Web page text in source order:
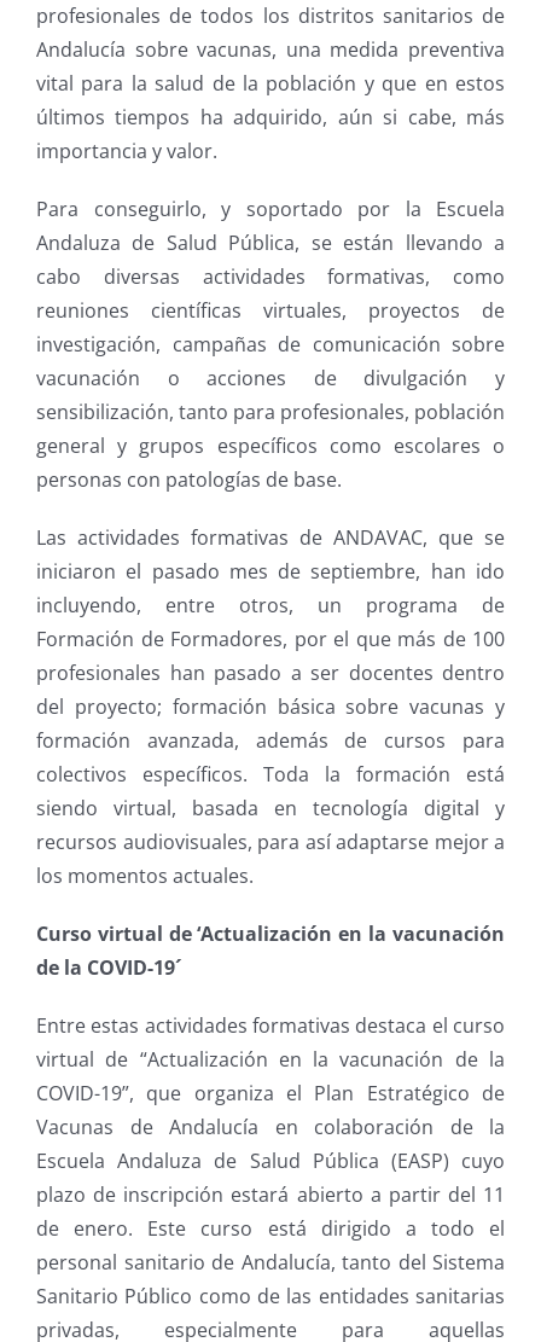
profesionales de todos los distritos sanitarios de
Andalucía sobre vacunas, una medida preventiva
vital para la salud de la población y que en estos
últimos tiempos ha adquirido, aún si cabe, más
importancia y valor.
Para conseguirlo, y soportado por la Escuela
Andaluza de Salud Pública, se están llevando a
cabo diversas actividades formativas, como
reuniones científicas virtuales, proyectos de
investigación, campañas de comunicación sobre
vacunación o acciones de divulgación y
sensibilización, tanto para profesionales, población
general y grupos específicos como escolares o
personas con patologías de base.
Las actividades formativas de ANDAVAC, que se
iniciaron el pasado mes de septiembre, han ido
incluyendo, entre otros, un programa de
Formación de Formadores, por el que más de 100
profesionales han pasado a ser docentes dentro
del proyecto; formación básica sobre vacunas y
formación avanzada, además de cursos para
colectivos específicos. Toda la formación está
siendo virtual, basada en tecnología digital y
recursos audiovisuales, para así adaptarse mejor a
los momentos actuales.
Curso virtual de ‘Actualización en la vacunación
de la COVID-19´
Entre estas actividades formativas destaca el curso
virtual de “Actualización en la vacunación de la
COVID-19”, que organiza el Plan Estratégico de
Vacunas de Andalucía en colaboración de la
Escuela Andaluza de Salud Pública (EASP) cuyo
plazo de inscripción estará abierto a partir del 11
de enero. Este curso está dirigido a todo el
personal sanitario de Andalucía, tanto del Sistema
Sanitario Público como de las entidades sanitarias
privadas, especialmente para aquellas